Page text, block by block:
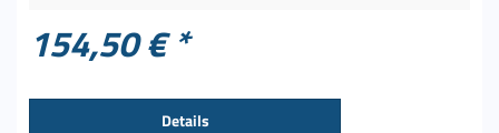
154,50 € *
Details